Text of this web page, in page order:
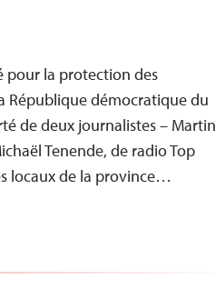
pour la protection des
République démocratique du
de deux journalistes – Martin
Tenende, de radio Top
locaux de la province…